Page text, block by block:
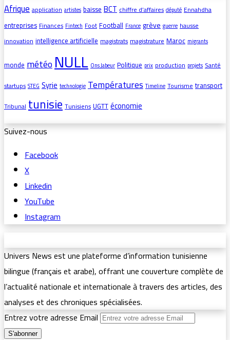
Afriqueapplication artistes baisseBCTchiffre d’affaires député Ennahdha
entreprisesFinances Fintech FootFootball France grève guerre hausse
innovationintelligence artificiellemagistratsmagistratureMaroc migrants
mondemétéoNULL Ons Jabeur Politique prix production projets Santé
startups STEG Syrie technologie Températures Timeline Tourismetransport
TribunaltunisieTunisiensUGTTéconomie
Suivez-nous
Facebook
X
Linkedin
YouTube
Instagram
Univers News est une plateforme d’information tunisienne
bilingue (français et arabe), offrant une couverture complète de
l’actualité nationale et internationale à travers des articles, des
analyses et des chroniques spécialisées.
Entrez votre adresse Email